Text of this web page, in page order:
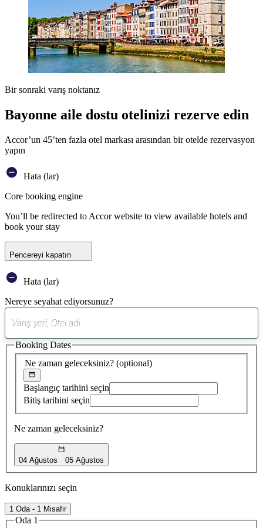
Bir sonraki varış noktanız
Bayonne aile dostu otelinizi rezerve edin
Accor’un 45’ten fazla otel markası arasından bir otelde rezervasyon
yapın
Hata (lar)
Core booking engine
You’ll be redirected to Accor website to view available hotels and
book your stay
Pencereyi kapatın
Hata (lar)
Nereye seyahat ediyorsunuz?
öneri
bulundu
Ne zaman geleceksiniz? (optional)
Başlangıç tarihini seçin
Bitiş tarihini seçin
Ne zaman geleceksiniz?
04 Ağustos 05 Ağustos
Booking Dates
Konuklarınızı seçin
1 Oda - 1 Misafir
Oda 1